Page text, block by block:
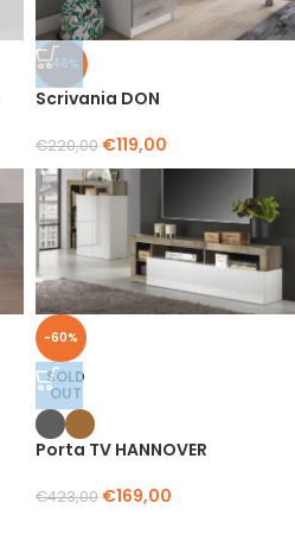
-46%
Scrivania DON
€220,00 €119,00
-60%
SOLD
OUT
Porta TV HANNOVER
€423,00 €169,00